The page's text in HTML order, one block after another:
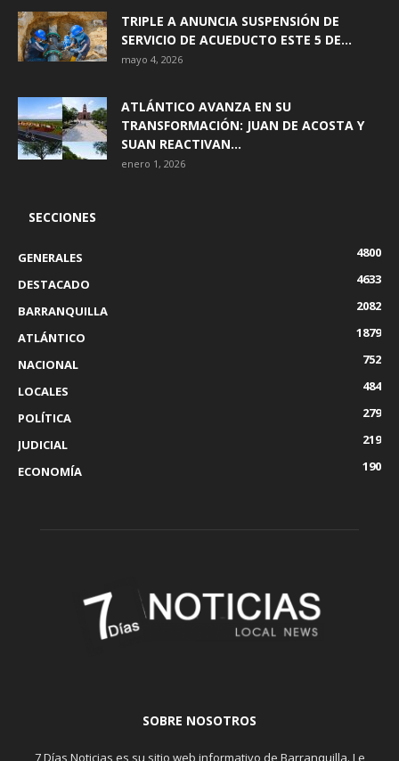
TRIPLE A ANUNCIA SUSPENSIÓN DE
SERVICIO DE ACUEDUCTO ESTE 5 DE...
mayo 4, 2026
ATLÁNTICO AVANZA EN SU
TRANSFORMACIÓN: JUAN DE ACOSTA Y
SUAN REACTIVAN...
enero 1, 2026
SECCIONES
GENERALES
4800
DESTACADO
4633
BARRANQUILLA
2082
ATLÁNTICO
1879
NACIONAL
752
LOCALES
484
POLÍTICA
279
JUDICIAL
219
ECONOMÍA
190
SOBRE NOSOTROS
7 Días Noticias es su sitio web informativo de Barranquilla. Le